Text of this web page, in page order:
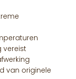
vereist
van originele